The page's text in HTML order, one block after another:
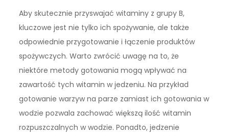
Aby skutecznie przyswajać witaminy z grupy B,
kluczowe jest nie tylko ich spożywanie, ale także
odpowiednie przygotowanie i łączenie produktów
spożywczych. Warto zwrócić uwagę na to, że
niektóre metody gotowania mogą wpływać na
zawartość tych witamin w jedzeniu. Na przykład
gotowanie warzyw na parze zamiast ich gotowania w
wodzie pozwala zachować większą ilość witamin
rozpuszczalnych w wodzie. Ponadto, jedzenie